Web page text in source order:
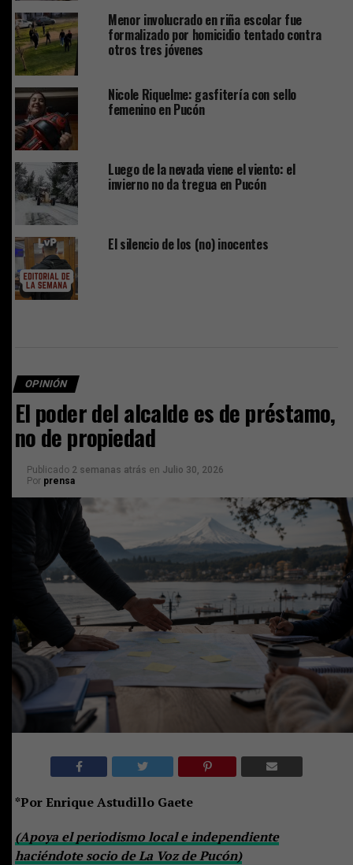
Menor involucrado en riña escolar fue
formalizado por homicidio tentado contra
otros tres jóvenes
Nicole Riquelme: gasfitería con sello
femenino en Pucón
Luego de la nevada viene el viento: el
invierno no da tregua en Pucón
El silencio de los (no) inocentes
OPINIÓN
El poder del alcalde es de préstamo,
no de propiedad
Publicado 2 semanas atrás en Julio 30, 2026
Por prensa
*Por Enrique Astudillo Gaete
(Apoya el periodismo local e independiente
haciéndote socio de La Voz de Pucón)